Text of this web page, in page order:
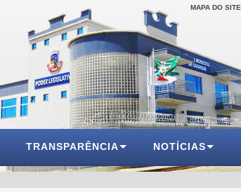
MAPA DO SITE
TRANSPARÊNCIA NOTÍCIAS